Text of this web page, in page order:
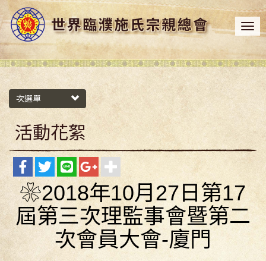
次選單
活動花絮
❀2018年10月27日第17
屆第三次理監事會暨第二
次會員大會-廈門